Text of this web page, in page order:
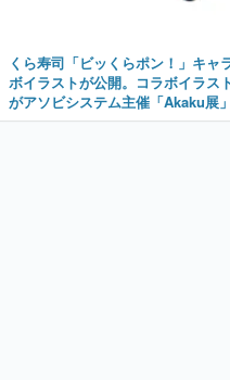
くら寿司「ビッくらポン！」キャ
ボイラストが公開。コラボイラス
がアソビシステム主催「Akaku展